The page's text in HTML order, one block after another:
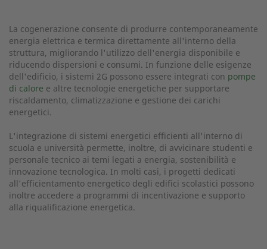
La cogenerazione consente di produrre contemporaneamente
energia elettrica e termica direttamente all'interno della
struttura, migliorando l'utilizzo dell'energia disponibile e
riducendo dispersioni e consumi. In funzione delle esigenze
dell'edificio, i sistemi 2G possono essere integrati con pompe
di calore e altre tecnologie energetiche per supportare
riscaldamento, climatizzazione e gestione dei carichi
energetici.
L'integrazione di sistemi energetici efficienti all'interno di
scuola e università permette, inoltre, di avvicinare studenti e
personale tecnico ai temi legati a energia, sostenibilità e
innovazione tecnologica. In molti casi, i progetti dedicati
all'efficientamento energetico degli edifici scolastici possono
inoltre accedere a programmi di incentivazione e supporto
alla riqualificazione energetica.